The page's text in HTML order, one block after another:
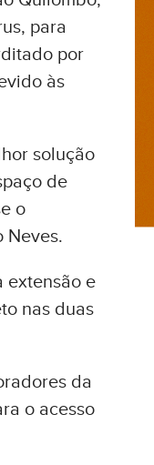
para
por
às
solução
de
o
Neves.
extensão e
nas duas
da
o acesso